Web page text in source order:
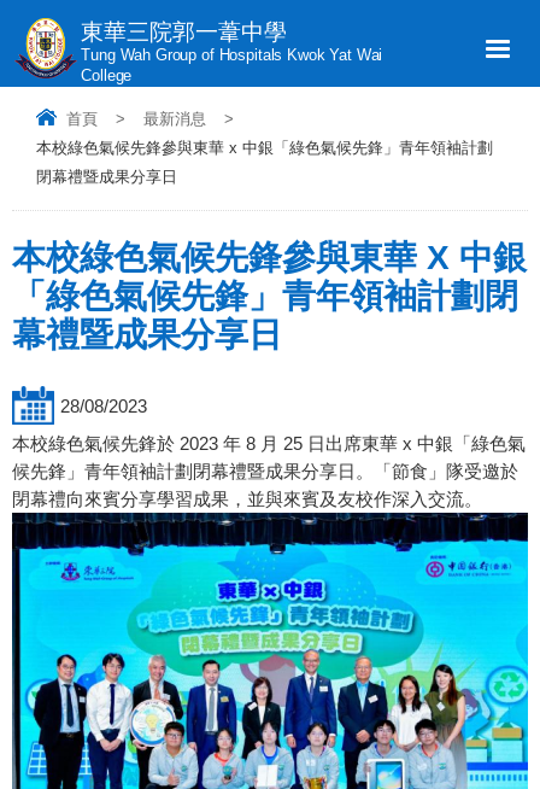
東華三院郭一葦中學
Tung Wah Group of Hospitals Kwok Yat Wai
College
首頁 > 最新消息
>
本校綠色氣候先鋒參與東華 x 中銀「綠色氣候先鋒」青年領袖計劃
閉幕禮暨成果分享日
本校綠色氣候先鋒參與東華 X 中銀
「綠色氣候先鋒」青年領袖計劃閉
幕禮暨成果分享日
28/08/2023
本校綠色氣候先鋒於 2023 年 8 月 25 日出席東華 x 中銀「綠色氣
候先鋒」青年領袖計劃閉幕禮暨成果分享日。「節食」隊受邀於
閉幕禮向來賓分享學習成果，並與來賓及友校作深入交流。